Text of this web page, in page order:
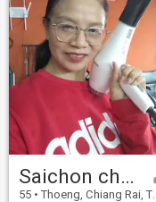
Saichon chaipunya
55 • Thoeng, Chiang Rai, Thailand